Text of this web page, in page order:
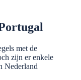
met de
zijn er enkele
Nederland